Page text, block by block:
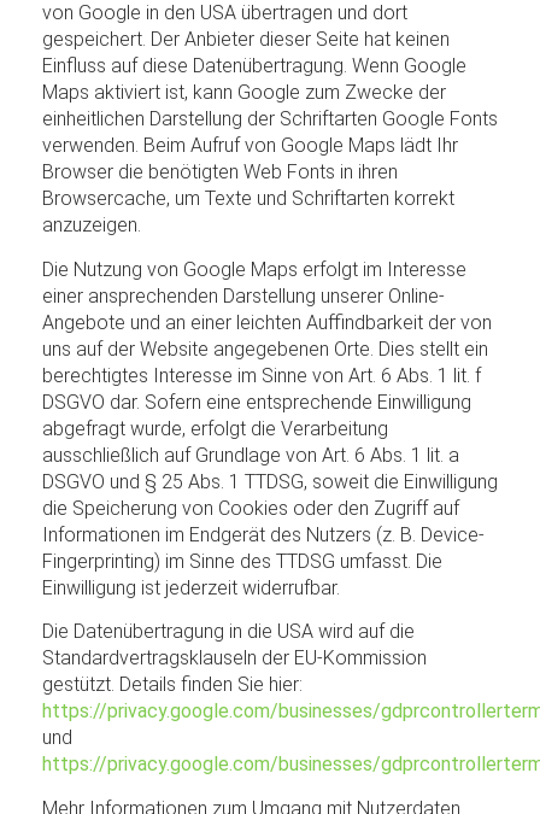
von Google in den USA übertragen und dort
gespeichert. Der Anbieter dieser Seite hat keinen
Einfluss auf diese Datenübertragung. Wenn Google
Maps aktiviert ist, kann Google zum Zwecke der
einheitlichen Darstellung der Schriftarten Google Fonts
verwenden. Beim Aufruf von Google Maps lädt Ihr
Browser die benötigten Web Fonts in ihren
Browsercache, um Texte und Schriftarten korrekt
anzuzeigen.
Die Nutzung von Google Maps erfolgt im Interesse
einer ansprechenden Darstellung unserer Online-
Angebote und an einer leichten Auffindbarkeit der von
uns auf der Website angegebenen Orte. Dies stellt ein
berechtigtes Interesse im Sinne von Art. 6 Abs. 1 lit. f
DSGVO dar. Sofern eine entsprechende Einwilligung
abgefragt wurde, erfolgt die Verarbeitung
ausschließlich auf Grundlage von Art. 6 Abs. 1 lit. a
DSGVO und § 25 Abs. 1 TTDSG, soweit die Einwilligung
die Speicherung von Cookies oder den Zugriff auf
Informationen im Endgerät des Nutzers (z. B. Device-
Fingerprinting) im Sinne des TTDSG umfasst. Die
Einwilligung ist jederzeit widerrufbar.
Die Datenübertragung in die USA wird auf die
Standardvertragsklauseln der EU-Kommission
gestützt. Details finden Sie hier:
https://privacy.google.com/businesses/
und
https://privacy.google.com/businesses/
Mehr Informationen zum Umgang mit Nutzerdaten